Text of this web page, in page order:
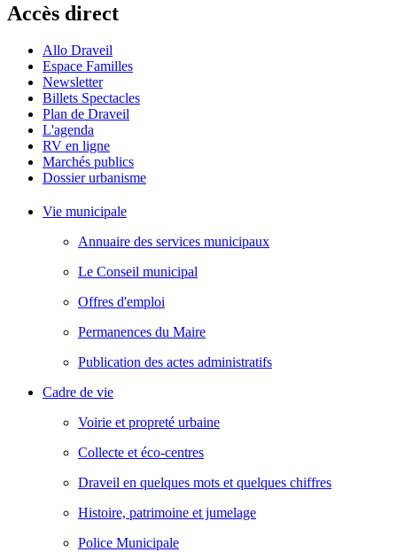
Accès direct
Allo Draveil
Espace Familles
Newsletter
Billets Spectacles
Plan de Draveil
L'agenda
RV en ligne
Marchés publics
Dossier urbanisme
Vie municipale
Annuaire des services municipaux
Le Conseil municipal
Offres d'emploi
Permanences du Maire
Publication des actes administratifs
Cadre de vie
Voirie et propreté urbaine
Collecte et éco-centres
Draveil en quelques mots et quelques chiffres
Histoire, patrimoine et jumelage
Police Municipale